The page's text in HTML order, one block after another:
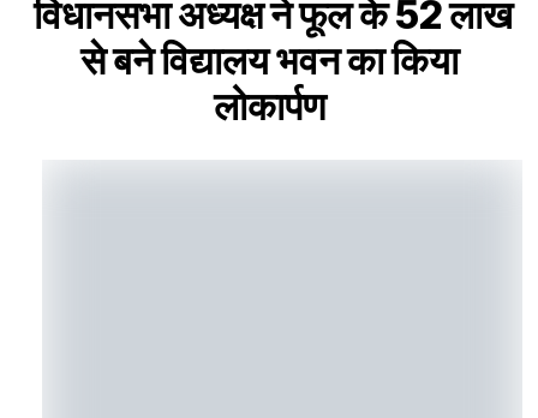
विधानसभा अध्यक्ष ने फूल के 52 लाख
से बने विद्यालय भवन का किया
लोकार्पण